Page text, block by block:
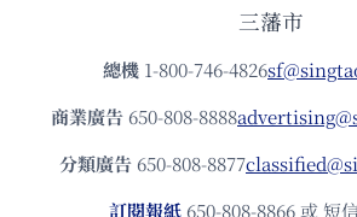
三藩市
總機 1-800-746-4826
商業廣告 650-808-8888
分類廣告 650-808-8877
訂閱報紙 650-808-8866 或 短